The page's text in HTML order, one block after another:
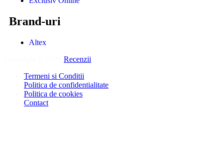
Brand-uri
Altex
Recenzii
Termeni si Conditii
Politica de confidentialitate
Politica de cookies
Contact